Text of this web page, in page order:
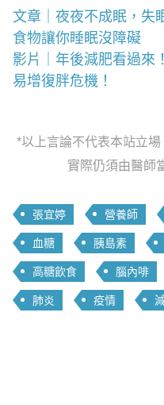
文章｜夜夜不成眠，失
食物讓你睡眠沒障礙
影片｜年後減肥看過來
易增復胖危機！
*以上言論不代表本站立
實際仍須由醫師
張宜婷 營養師
血糖 胰島素
高糖飲食 腦內啡
肺炎 疫情